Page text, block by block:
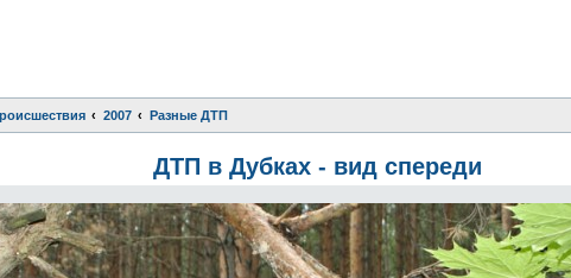
2007 Разные ДТП
ДТП в Дубках - вид спереди